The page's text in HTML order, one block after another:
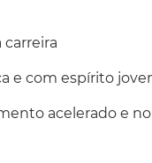
carreira
e com espírito
acelerado e